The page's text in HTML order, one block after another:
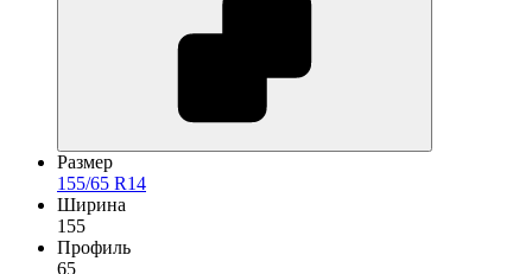
Размер
155/65 R14
Ширина
155
Профиль
65